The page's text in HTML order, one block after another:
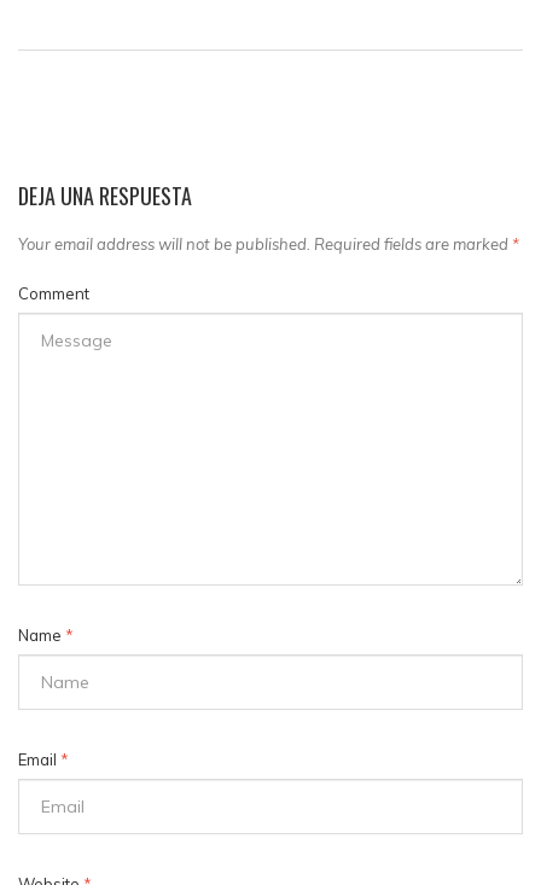
DEJA UNA RESPUESTA
Your email address will not be published. Required fields are marked *
Comment
Name *
Email *